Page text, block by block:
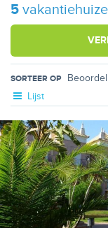
5
SORTEER OP
Lijst